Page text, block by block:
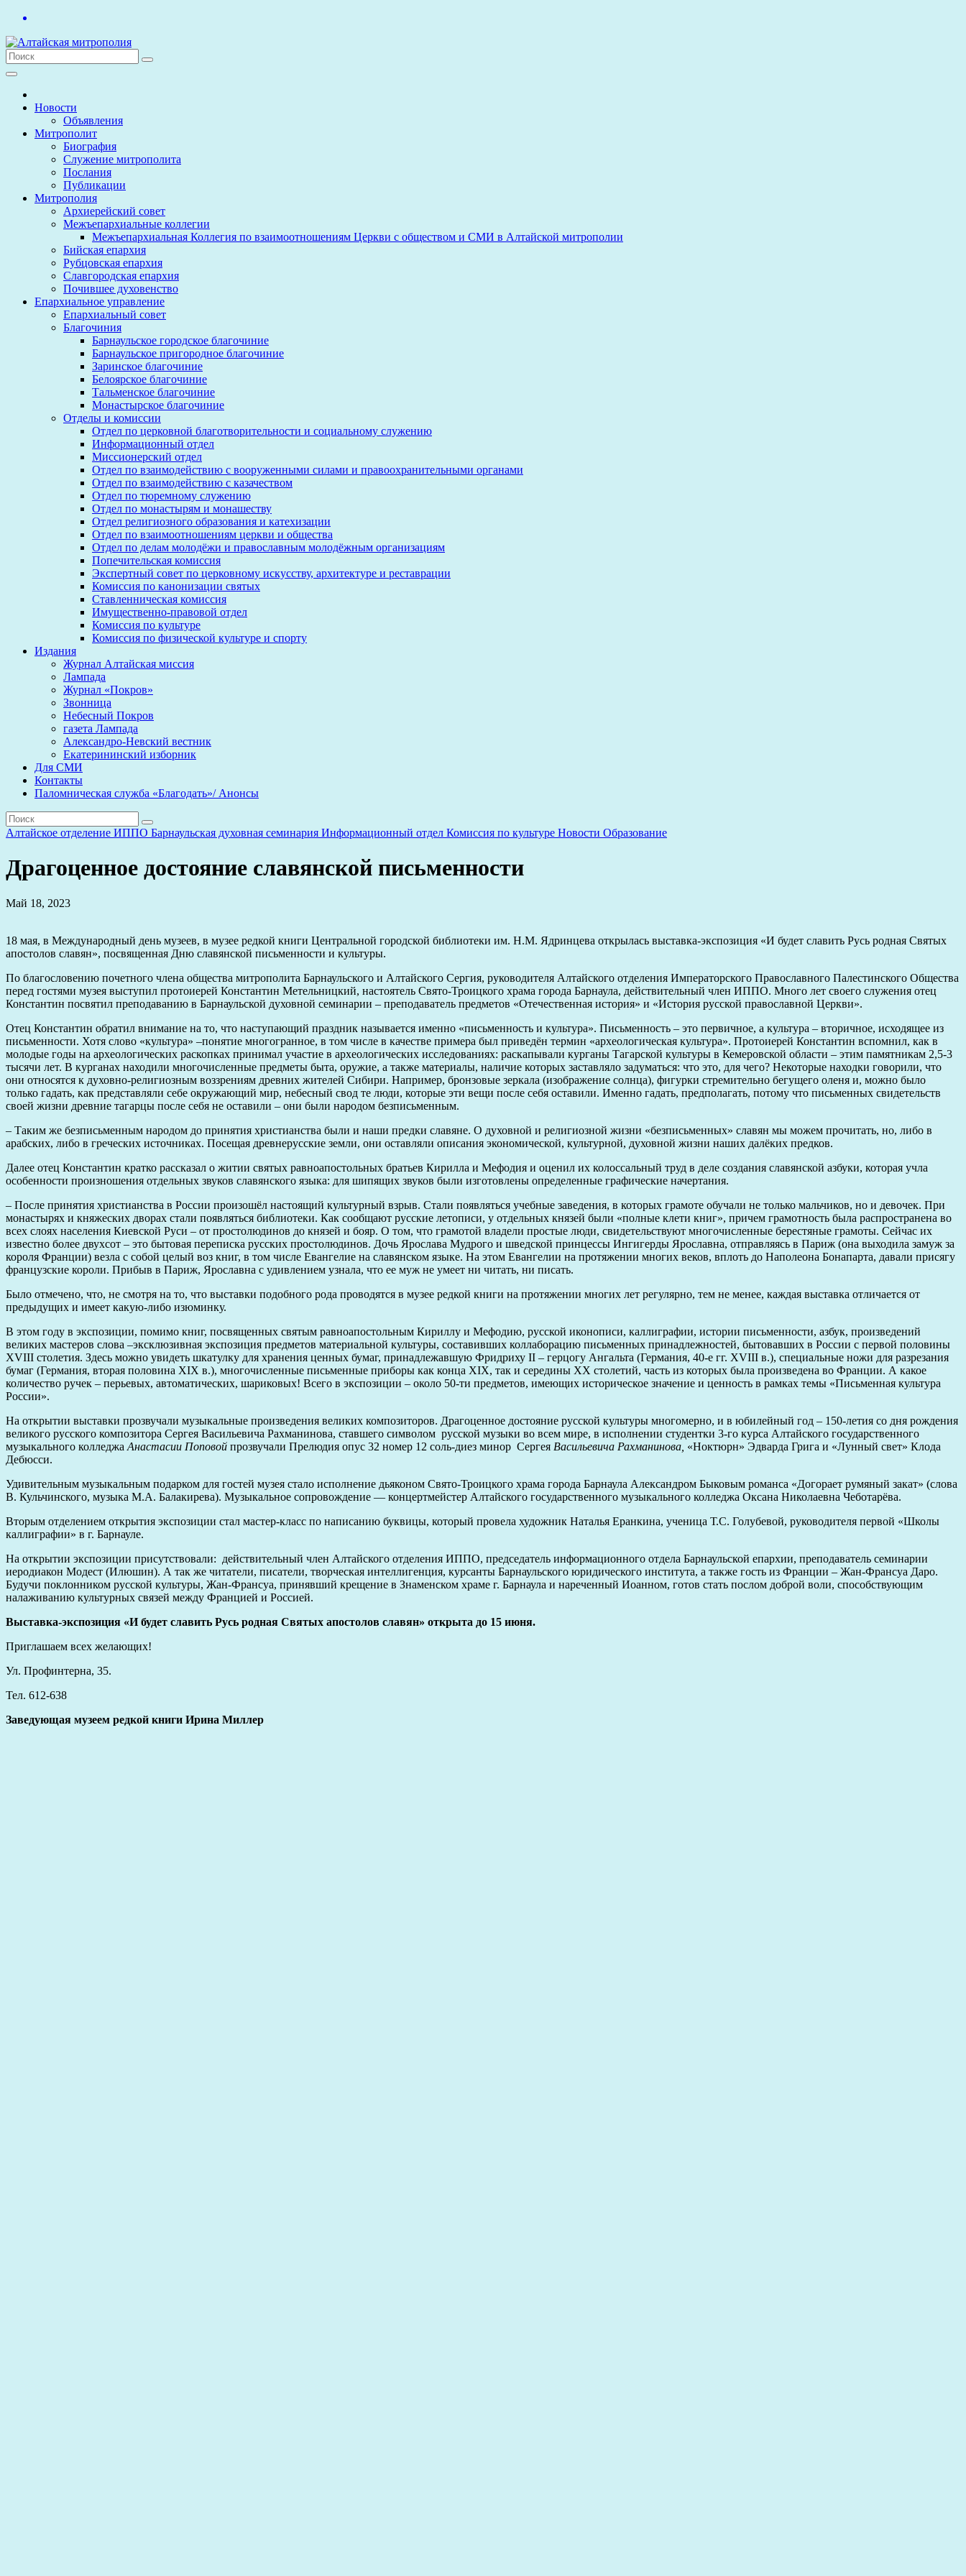
Перейти
содержимому
Новости
Объявления
Митрополит
Биография
Служение митрополита
Послания
Публикации
Митрополия
Архиерейский совет
Межъепархиальные коллегии
Межъепархиальная Коллегия по взаимоотношениям Церкви с обществом и СМИ в Алтайской митрополии
Бийская епархия
Рубцовская епархия
Славгородская епархия
Почившее духовенство
Епархиальное управление
Епархиальный совет
Благочиния
Барнаульское городское благочиние
Барнаульское пригородное благочиние
Заринское благочиние
Белоярское благочиние
Тальменское благочиние
Монастырское благочиние
Отделы и комиссии
Отдел по церковной благотворительности и социальному служению
Информационный отдел
Миссионерский отдел
Отдел по взаимодействию с вооруженными силами и правоохранительными органами
Отдел по взаимодействию с казачеством
Отдел по тюремному служению
Отдел по монастырям и монашеству
Отдел религиозного образования и катехизации
Отдел по взаимоотношениям церкви и общества
Отдел по делам молодёжи и православным молодёжным организациям
Попечительская комиссия
Экспертный совет по церковному искусству, архитектуре и реставрации
Комиссия по канонизации святых
Ставленническая комиссия
Имущественно-правовой отдел
Комиссия по культуре
Комиссия по физической культуре и спорту
Издания
Журнал Алтайская миссия
Лампада
Журнал «Покров»
Звонница
Небесный Покров
газета Лампада
Александро-Невский вестник
Екатерининский изборник
Для СМИ
Контакты
Паломническая служба «Благодать»/ Анонсы
Алтайское отделение ИППО Барнаульская духовная семинария Информационный отдел Комиссия по культуре Новости Образование
Драгоценное достояние славянской письменности
Май 18, 2023
18 мая, в Международный день музеев, в музее редкой книги Центральной городской библиотеки им. Н.М. Ядринцева открылась выставка-экспозиция «И будет славить Русь родная Святых
апостолов славян», посвященная Дню славянской письменности и культуры.
По благословению почетного члена общества митрополита Барнаульского и Алтайского Сергия, руководителя Алтайского отделения Императорского Православного Палестинского Общества
перед гостями музея выступил протоиерей Константин Метельницкий, настоятель Свято-Троицкого храма города Барнаула, действительный член ИППО. Много лет своего служения отец
Константин посвятил преподаванию в Барнаульской духовной семинарии – преподаватель предметов «Отечественная история» и «История русской православной Церкви».
Отец Константин обратил внимание на то, что наступающий праздник называется именно «письменность и культура». Письменность – это первичное, а культура – вторичное, исходящее из
письменности. Хотя слово «культура» –понятие многогранное, в том числе в качестве примера был приведён термин «археологическая культура». Протоиерей Константин вспомнил, как в
молодые годы на археологических раскопках принимал участие в археологических исследованиях: раскапывали курганы Тагарской культуры в Кемеровской области – этим памятникам 2,5-3
тысячи лет. В курганах находили многочисленные предметы быта, оружие, а также материалы, наличие которых заставляло задуматься: что это, для чего? Некоторые находки говорили, что
они относятся к духовно-религиозным воззрениям древних жителей Сибири. Например, бронзовые зеркала (изображение солнца), фигурки стремительно бегущего оленя и, можно было
только гадать, как представляли себе окружающий мир, небесный свод те люди, которые эти вещи после себя оставили. Именно гадать, предполагать, потому что письменных свидетельств
своей жизни древние тагарцы после себя не оставили – они были народом безписьменным.
– Таким же безписьменным народом до принятия христианства были и наши предки славяне. О духовной и религиозной жизни «безписьменных» славян мы можем прочитать, но, либо в
арабских, либо в греческих источниках. Посещая древнерусские земли, они оставляли описания экономической, культурной, духовной жизни наших далёких предков.
Далее отец Константин кратко рассказал о житии святых равноапостольных братьев Кирилла и Мефодия и оценил их колоссальный труд в деле создания славянской азбуки, которая учла
особенности произношения отдельных звуков славянского языка: для шипящих звуков были изготовлены определенные графические начертания.
– После принятия христианства в России произошёл настоящий культурный взрыв. Стали появляться учебные заведения, в которых грамоте обучали не только мальчиков, но и девочек. При
монастырях и княжеских дворах стали появляться библиотеки. Как сообщают русские летописи, у отдельных князей были «полные клети книг», причем грамотность была распространена во
всех слоях населения Киевской Руси – от простолюдинов до князей и бояр. О том, что грамотой владели простые люди, свидетельствуют многочисленные берестяные грамоты. Сейчас их
известно более двухсот – это бытовая переписка русских простолюдинов. Дочь Ярослава Мудрого и шведской принцессы Ингигерды Ярославна, отправляясь в Париж (она выходила замуж за
короля Франции) везла с собой целый воз книг, в том числе Евангелие на славянском языке. На этом Евангелии на протяжении многих веков, вплоть до Наполеона Бонапарта, давали присягу
французские короли. Прибыв в Париж, Ярославна с удивлением узнала, что ее муж не умеет ни читать, ни писать.
Было отмечено, что, не смотря на то, что выставки подобного рода проводятся в музее редкой книги на протяжении многих лет регулярно, тем не менее, каждая выставка отличается от
предыдущих и имеет какую-либо изюминку.
В этом году в экспозиции, помимо книг, посвященных святым равноапостольным Кириллу и Мефодию, русской иконописи, каллиграфии, истории письменности, азбук, произведений
великих мастеров слова –эксклюзивная экспозиция предметов материальной культуры, составивших коллаборацию письменных принадлежностей, бытовавших в России с первой половины
XVIII столетия. Здесь можно увидеть шкатулку для хранения ценных бумаг, принадлежавшую Фридриху II – герцогу Ангальта (Германия, 40-е гг. XVIII в.), специальные ножи для разрезания
бумаг (Германия, вторая половина XIX в.), многочисленные письменные приборы как конца XIX, так и середины XX столетий, часть из которых была произведена во Франции. А какое
количество ручек – перьевых, автоматических, шариковых! Всего в экспозиции – около 50-ти предметов, имеющих историческое значение и ценность в рамках темы «Письменная культура
России».
На открытии выставки прозвучали музыкальные произведения великих композиторов. Драгоценное достояние русской культуры многомерно, и в юбилейный год – 150-летия со дня рождения
великого русского композитора Сергея Васильевича Рахманинова, ставшего символом русской музыки во всем мире, в исполнении студентки 3-го курса Алтайского государственного
музыкального колледжа Анастасии Поповой прозвучали Прелюдия опус 32 номер 12 соль-диез минор Сергея Васильевича Рахманинова, «Ноктюрн» Эдварда Грига и «Лунный свет» Клода
Дебюсси.
Удивительным музыкальным подарком для гостей музея стало исполнение дьяконом Свято-Троицкого храма города Барнаула Александром Быковым романса «Догорает румяный закат» (слова
В. Кульчинского, музыка М.А. Балакирева). Музыкальное сопровождение — концертмейстер Алтайского государственного музыкального колледжа Оксана Николаевна Чеботарёва.
Вторым отделением открытия экспозиции стал мастер-класс по написанию буквицы, который провела художник Наталья Еранкина, ученица Т.С. Голубевой, руководителя первой «Школы
каллиграфии» в г. Барнауле.
На открытии экспозиции присутствовали: действительный член Алтайского отделения ИППО, председатель информационного отдела Барнаульской епархии, преподаватель семинарии
иеродиакон Модест (Илюшин). А так же читатели, писатели, творческая интеллигенция, курсанты Барнаульского юридического института, а также гость из Франции – Жан-Франсуа Даро.
Будучи поклонником русской культуры, Жан-Франсуа, принявший крещение в Знаменском храме г. Барнаула и нареченный Иоанном, готов стать послом доброй воли, способствующим
налаживанию культурных связей между Францией и Россией.
Выставка-экспозиция «И будет славить Русь родная Святых апостолов славян» открыта до 15 июня.
Приглашаем всех желающих!
Ул. Профинтерна, 35.
Тел. 612-638
Заведующая музеем редкой книги Ирина Миллер